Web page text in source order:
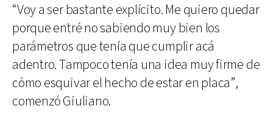
“Voy a ser bastante explícito. Me quiero quedar
porque entré no sabiendo muy bien los
parámetros que tenía que cumplir acá
adentro. Tampoco tenía una idea muy firme de
cómo esquivar el hecho de estar en placa”,
comenzó Giuliano.